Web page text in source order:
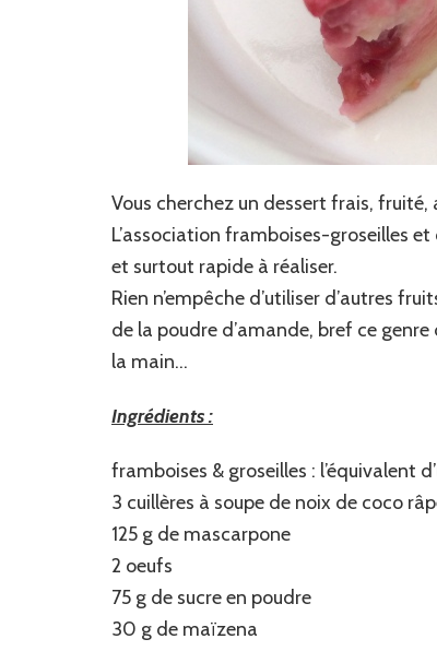
Vous cherchez un dessert frais, fruité,
L’association framboises-groseilles
et surtout rapide à réaliser.
Rien n’empêche d’utiliser d’autres
de la poudre d’amande, bref ce
la main…
Ingrédients :
framboises & groseilles : l’équivalent
3 cuillères à soupe de noix de coco
125 g de mascarpone
2 oeufs
75 g de sucre en poudre
30 g de maïzena